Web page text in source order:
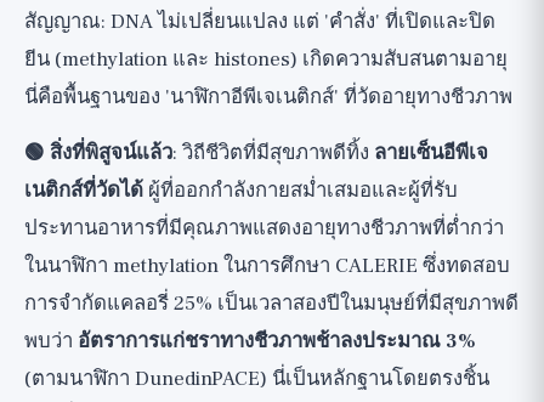
สัญญาณ: DNA ไม่เปลี่ยนแปลง แต่ 'คำสั่ง' ที่เปิดและปิด
ยีน (methylation และ histones) เกิดความสับสนตามอายุ
นี่คือพื้นฐานของ 'นาฬิกาอีพีเจเนติกส์' ที่วัดอายุทางชีวภาพ
🟢 สิ่งที่พิสูจน์แล้ว: วิถีชีวิตที่มีสุขภาพดีทิ้ง ลายเซ็นอีพีเจ
เนติกส์ที่วัดได้ ผู้ที่ออกกำลังกายสม่ำเสมอและผู้ที่รับ
ประทานอาหารที่มีคุณภาพแสดงอายุทางชีวภาพที่ต่ำกว่า
ในนาฬิกา methylation ในการศึกษา CALERIE ซึ่งทดสอบ
การจำกัดแคลอรี่ 25% เป็นเวลาสองปีในมนุษย์ที่มีสุขภาพดี
พบว่า อัตราการแก่ชราทางชีวภาพช้าลงประมาณ 3%
(ตามนาฬิกา DunedinPACE) นี่เป็นหลักฐานโดยตรงชิ้น